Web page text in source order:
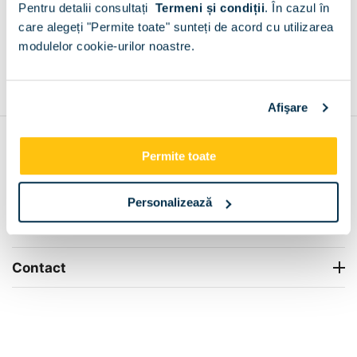
Pentru detalii consultați Termeni și condiții. În cazul în
care alegeți "Permite toate" sunteți de acord cu utilizarea
modulelor cookie-urilor noastre.
Afişare
Permite toate
Personalizează
+
Info Center
Livrare
Contact